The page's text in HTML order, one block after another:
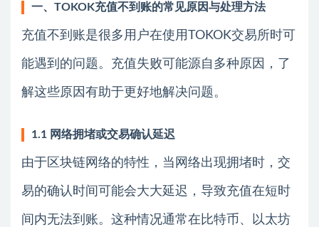
一、TOKOK充值不到账的常见原因与处理方法
充值不到账是很多用户在使用TOKOK交易所时可
能遇到的问题。充值失败可能源自多种原因，了
解这些原因有助于更好地解决问题。
1.1 网络拥堵或交易确认延迟
由于区块链网络的特性，当网络出现拥堵时，交
易的确认时间可能会大大延迟，导致充值在短时
间内无法到账。这种情况通常在比特币、以太坊